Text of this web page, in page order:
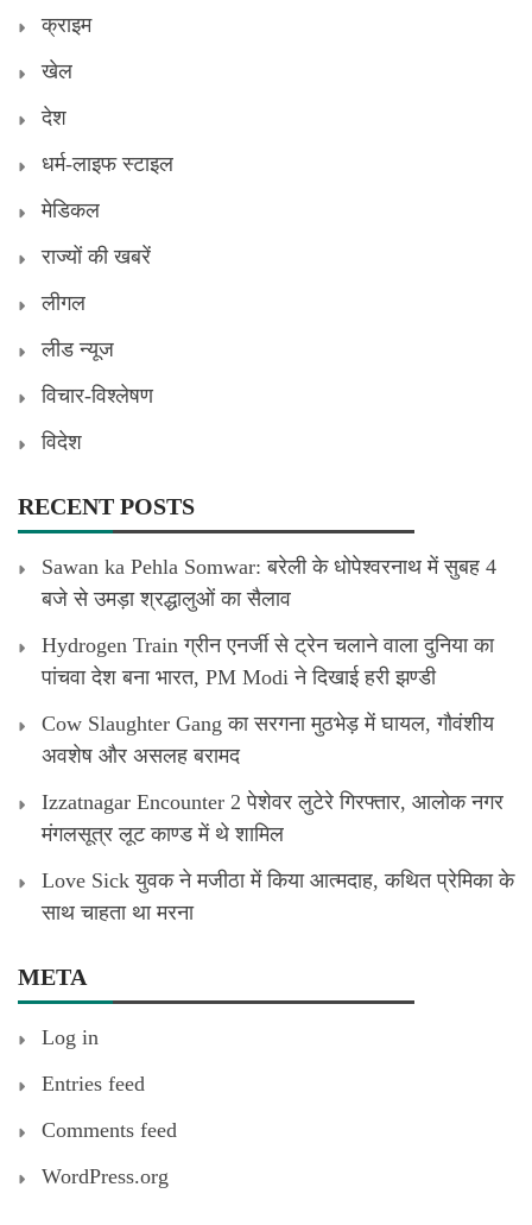
क्राइम
खेल
देश
धर्म-लाइफ स्टाइल
मेडिकल
राज्यों की खबरें
लीगल
लीड न्यूज
विचार-विश्लेषण
विदेश
RECENT POSTS
Sawan ka Pehla Somwar: बरेली के धोपेश्वरनाथ में सुबह 4
बजे से उमड़ा श्रद्धालुओं का सैलाव
Hydrogen Train ग्रीन एनर्जी से ट्रेन चलाने वाला दुनिया का
पांचवा देश बना भारत, PM Modi ने दिखाई हरी झण्डी
Cow Slaughter Gang का सरगना मुठभेड़ में घायल, गौवंशीय
अवशेष और असलह बरामद
Izzatnagar Encounter 2 पेशेवर लुटेरे गिरफ्तार, आलोक नगर
मंगलसूत्र लूट काण्‍ड में थे शामिल
Love Sick युवक ने मजीठा में किया आत्मदाह, कथित प्रेमिका के
साथ चाहता था मरना
META
Log in
Entries feed
Comments feed
WordPress.org